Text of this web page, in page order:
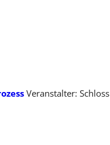
Veranstalter: